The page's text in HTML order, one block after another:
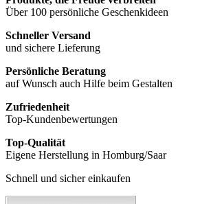
Über 100 persönliche Geschenkideen
Schneller Versand
und sichere Lieferung
Persönliche Beratung
auf Wunsch auch Hilfe beim Gestalten
Zufriedenheit
Top-Kundenbewertungen
Top-Qualität
Eigene Herstellung in Homburg/Saar
Schnell und sicher einkaufen